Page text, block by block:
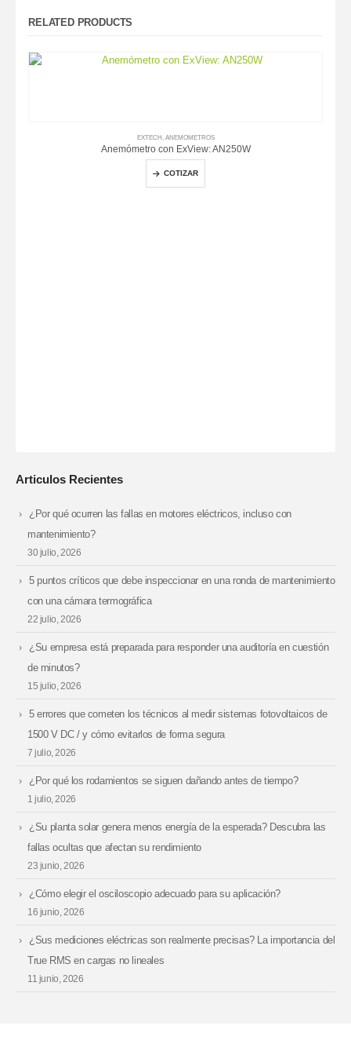
RELATED PRODUCTS
EXTECH ANEMOMETROS
Anemómetro con ExView: AN250W
COTIZAR
Articulos Recientes
¿Por qué ocurren las fallas en motores eléctricos, incluso con
mantenimiento?
30 julio, 2026
5 puntos críticos que debe inspeccionar en una ronda de mantenimiento
con una cámara termográfica
22 julio, 2026
¿Su empresa está preparada para responder una auditoría en cuestión
de minutos?
15 julio, 2026
5 errores que cometen los técnicos al medir sistemas fotovoltaicos de
1500 V DC / y cómo evitarlos de forma segura
7 julio, 2026
¿Por qué los rodamientos se siguen dañando antes de tiempo?
1 julio, 2026
¿Su planta solar genera menos energía de la esperada? Descubra las
fallas ocultas que afectan su rendimiento
23 junio, 2026
¿Cómo elegir el osciloscopio adecuado para su aplicación?
16 junio, 2026
¿Sus mediciones eléctricas son realmente precisas? La importancia del
True RMS en cargas no lineales
11 junio, 2026